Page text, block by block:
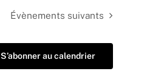
Évènements suivants
S’abonner au calendrier